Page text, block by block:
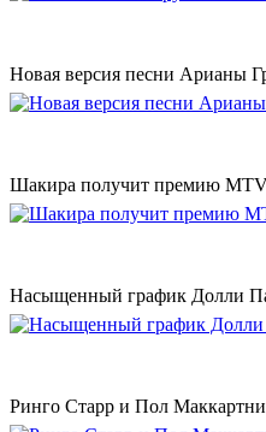
Новая версия песни Арианы
Шакира получит премию MTV
Насыщенный график Долли
Ринго Старр и Пол